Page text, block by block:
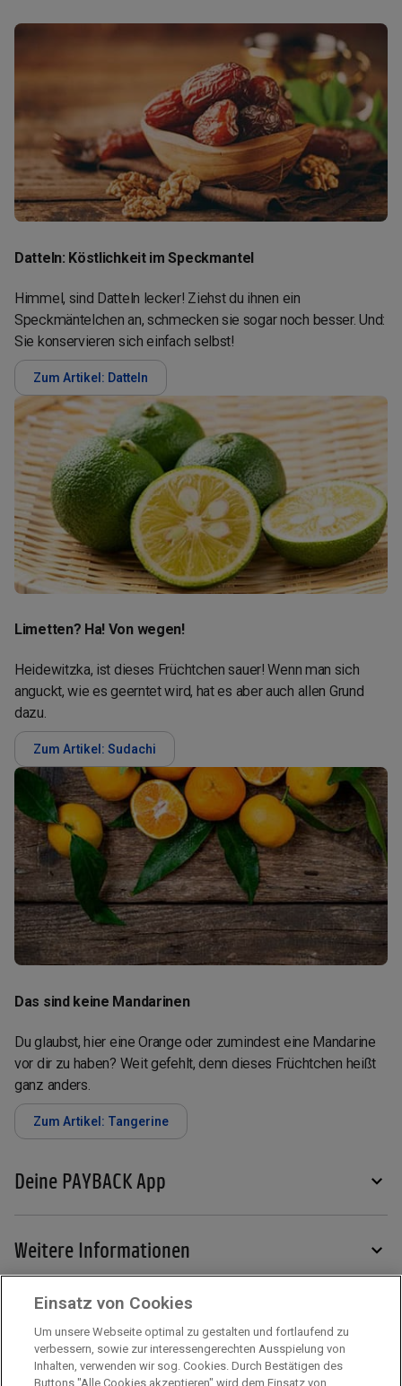
Datteln: Köstlichkeit im Speckmantel
Himmel, sind Datteln lecker! Ziehst du ihnen ein
Speckmäntelchen an, schmecken sie sogar noch besser. Und:
Sie konservieren sich einfach selbst!
Zum Artikel: Datteln
Limetten? Ha! Von wegen!
Heidewitzka, ist dieses Früchtchen sauer! Wenn man sich
anguckt, wie es geerntet wird, hat es aber auch allen Grund
dazu.
Zum Artikel: Sudachi
Das sind keine Mandarinen
Du glaubst, hier eine Orange oder zumindest eine Mandarine
vor dir zu haben? Weit gefehlt, denn dieses Früchtchen heißt
ganz anders.
Zum Artikel: Tangerine
Deine PAYBACK App
Weitere Informationen
Einsatz von Cookies
Um unsere Webseite optimal zu gestalten und fortlaufend zu
verbessern, sowie zur interessengerechten Ausspielung von
Inhalten, verwenden wir sog. Cookies. Durch Bestätigen des
Buttons "Alle Cookies akzeptieren" wird dem Einsatz von